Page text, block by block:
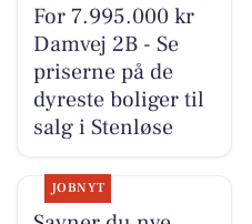
For 7.995.000 kr
Damvej 2B - Se
priserne på de
dyreste boliger til
salg i Stenløse
JOBNYT